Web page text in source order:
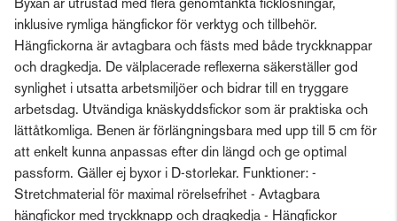
Byxan är utrustad med flera genomtänkta ficklösningar,
inklusive rymliga hängfickor för verktyg och tillbehör.
Hängfickorna är avtagbara och fästs med både tryckknappar
och dragkedja. De välplacerade reflexerna säkerställer god
synlighet i utsatta arbetsmiljöer och bidrar till en tryggare
arbetsdag. Utvändiga knäskyddsfickor som är praktiska och
lättåtkomliga. Benen är förlängningsbara med upp till 5 cm för
att enkelt kunna anpassas efter din längd och ge optimal
passform. Gäller ej byxor i D-storlekar. Funktioner: -
Stretchmaterial för maximal rörelsefrihet - Avtagbara
hängfickor med tryckknapp och dragkedja - Hängfickor